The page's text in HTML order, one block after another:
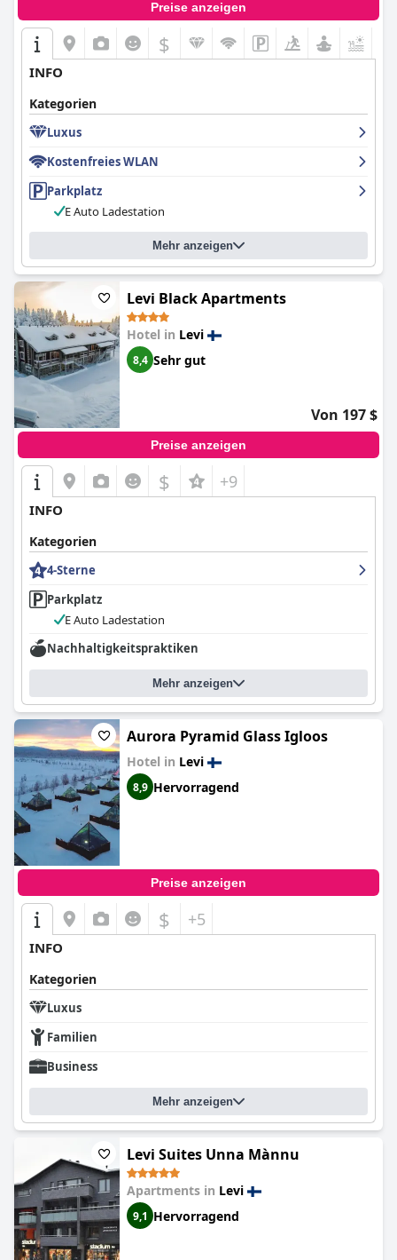
Preise anzeigen
$
INFO
Kategorien
Luxus
Kostenfreies WLAN
Parkplatz
E Auto Ladestation
Mehr anzeigen
Levi Black Apartments
Hotel in Levi
8,4 Sehr gut
Von 197 $
Preise anzeigen
$ +9
INFO
Kategorien
4-Sterne
Parkplatz
E Auto Ladestation
Nachhaltigkeitspraktiken
Mehr anzeigen
Aurora Pyramid Glass Igloos
Hotel in Levi
8,9 Hervorragend
Preise anzeigen
$ +5
INFO
Kategorien
Luxus
Familien
Business
Mehr anzeigen
Levi Suites Unna Mànnu
Apartments in Levi
9,1 Hervorragend